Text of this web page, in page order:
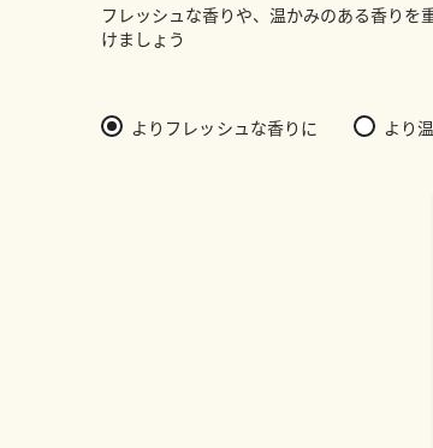
フレッシュな香りや、温かみのある香りを
けましょう
よりフレッシュな香りに より